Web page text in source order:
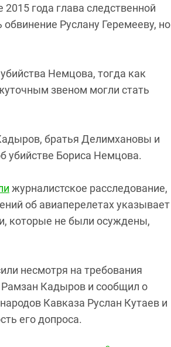
года глава следственной
Руслану Геремееву, но
Немцова, тогда как
звеном могли стать
братья Делимхановы и
убийстве Бориса Немцова.
журналистское расследование,
об авиаперелетах указывает
которые не были осуждены,
несмотря на требования
Кадыров и сообщил о
Кавказа Руслан Кутаев и
его допроса.